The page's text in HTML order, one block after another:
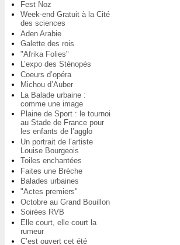
Fest Noz
Week-end Gratuit à la Cité
des sciences
Aden Arabie
Galette des rois
"Afrika Folies"
L’expo des Sténopés
Coeurs d’opéra
Michou d’Auber
La Balade urbaine :
comme une image
Plaine de Sport : le tournoi
au Stade de France pour
les enfants de l’agglo
Un portrait de l’artiste
Louise Bourgeois
Toiles enchantées
Faites une Brèche
Balades urbaines
"Actes premiers"
Octobre au Grand Bouillon
Soirées RVB
Elle court, elle court la
rumeur
C’est ouvert cet été